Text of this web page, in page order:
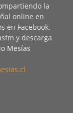
la
online en
en Facebook,
y descarga
Mesías